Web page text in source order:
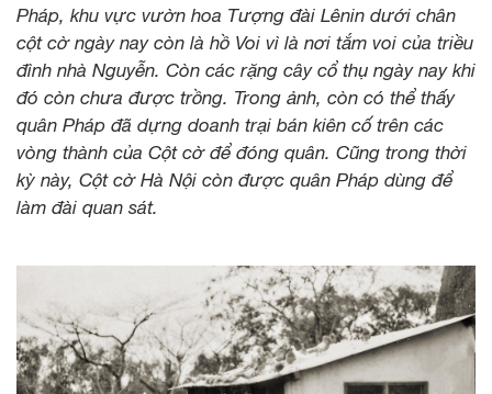
Pháp, khu vực vườn hoa Tượng đài Lênin dưới chân
cột cờ ngày nay còn là hồ Voi vì là nơi tắm voi của triều
đình nhà Nguyễn. Còn các rặng cây cổ thụ ngày nay khi
đó còn chưa được trồng. Trong ảnh, còn có thể thấy
quân Pháp đã dựng doanh trại bán kiên cố trên các
vòng thành của Cột cờ để đóng quân. Cũng trong thời
kỳ này, Cột cờ Hà Nội còn được quân Pháp dùng để
làm đài quan sát.